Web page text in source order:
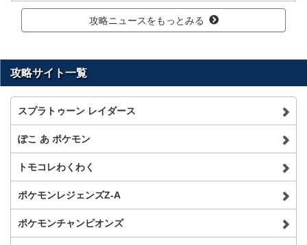
攻略ニュースをもっとみる
攻略サイト一覧
スプラトゥーン レイダース
ぽこ あ ポケモン
トモコレわくわく
ポケモンレジェンズZ-A
ポケモンチャンピオンズ